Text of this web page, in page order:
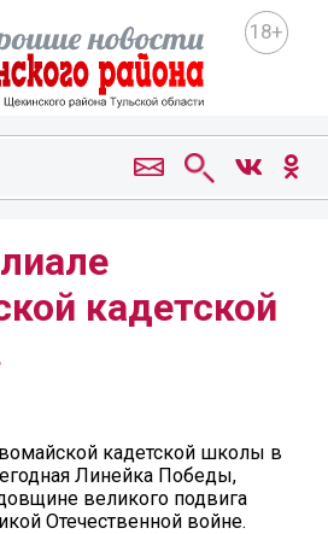
18+
кадетской
кадетской школы в
Линейка Победы,
великого подвига
Отечественной войне.